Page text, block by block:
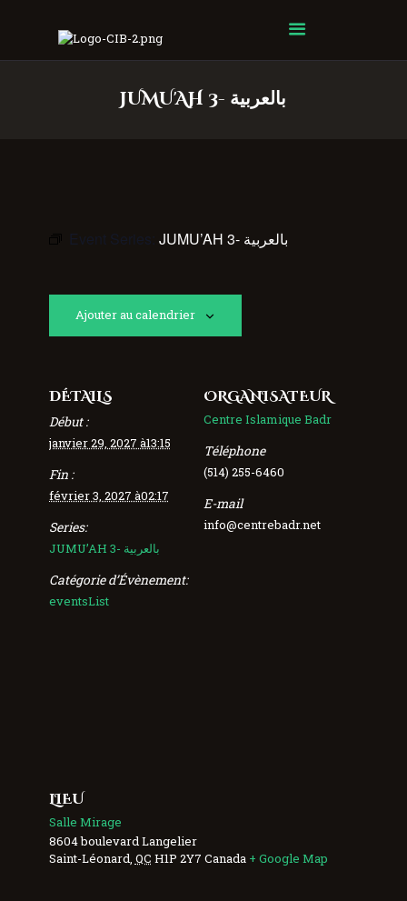
JUMU'AH 3- بالعربية
Centre Islamique Badr
Event Series: JUMU’AH 3- بالعربية
Ajouter au calendrier
DÉTAILS
Début :
janvier 29, 2027 à13:15
Fin :
février 3, 2027 à02:17
Series:
JUMU’AH 3- بالعربية
Catégorie d’Évènement:
eventsList
ORGANISATEUR
Centre Islamique Badr
Téléphone
(514) 255-6460
E-mail
info@centrebadr.net
LIEU
Salle Mirage
8604 boulevard Langelier
Saint-Léonard QC H1P 2Y7 Canada + Google Map